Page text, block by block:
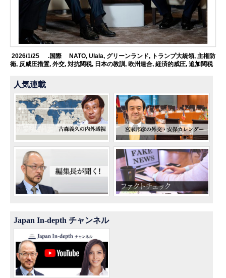
2026/1/25 .国際 NATO, Ulala, グリーンランド, トランプ大統領, 主権防
衛, 反威圧措置,外交,対抗関税, 日本の教訓, 欧州連合,経済的威圧,追加関税
人気連載
Japan In-depth チャンネル